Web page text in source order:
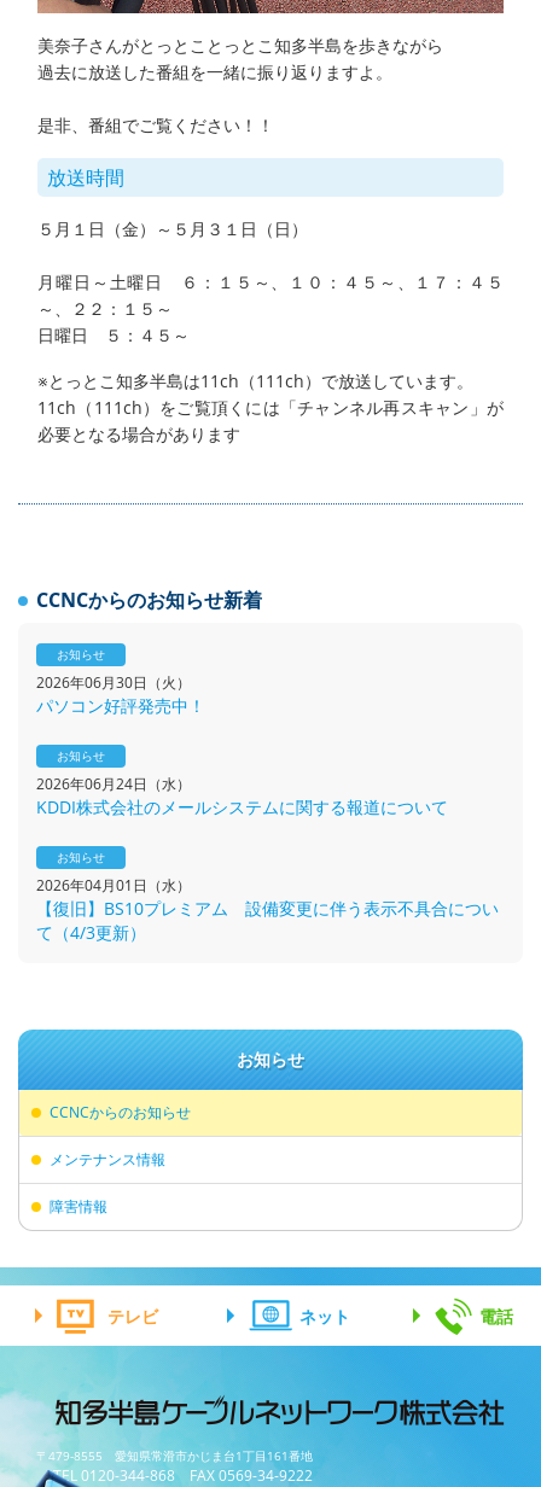
美奈子さんがとっとことっとこ知多半島を歩きながら
過去に放送した番組を一緒に振り返りますよ。
是非、番組でご覧ください！！
放送時間
５月１日（金）～５月３１日（日）
月曜日～土曜日 ６：１５～、１０：４５～、１７：４５
～、２２：１５～
日曜日 ５：４５～
※とっとこ知多半島は11ch（111ch）で放送しています。
11ch（111ch）をご覧頂くには「チャンネル再スキャン」が
必要となる場合があります
CCNCからのお知らせ新着
お知らせ
2026年06月30日（火）
パソコン好評発売中！
お知らせ
2026年06月24日（水）
KDDI株式会社のメールシステムに関する報道について
お知らせ
2026年04月01日（水）
【復旧】BS10プレミアム 設備変更に伴う表示不具合につい
て（4/3更新）
お知らせ
CCNCからのお知らせ
メンテナンス情報
障害情報
テレビ ネット 電話
〒479-8555 愛知県常滑市かじま台1丁目161番地
TEL 0120-344-868 FAX 0569-34-9222